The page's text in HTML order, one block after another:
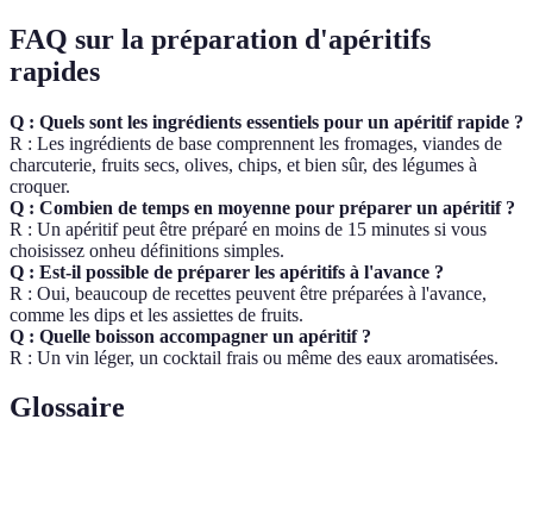
FAQ sur la préparation d'apéritifs
rapides
Q : Quels sont les ingrédients essentiels pour un apéritif rapide ?
R : Les ingrédients de base comprennent les fromages, viandes de
charcuterie, fruits secs, olives, chips, et bien sûr, des légumes à
croquer.
Q : Combien de temps en moyenne pour préparer un apéritif ?
R : Un apéritif peut être préparé en moins de 15 minutes si vous
choisissez onheu définitions simples.
Q : Est-il possible de préparer les apéritifs à l'avance ?
R : Oui, beaucoup de recettes peuvent être préparées à l'avance,
comme les dips et les assiettes de fruits.
Q : Quelle boisson accompagner un apéritif ?
R : Un vin léger, un cocktail frais ou même des eaux aromatisées.
Glossaire